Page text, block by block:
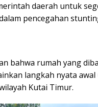
daerah untuk
pencegahan
bahwa rumah yang
langkah nyata
Kutai Timur.